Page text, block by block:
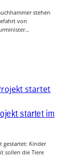
stehen
von
startet im
gestartet: Kinder
sollen die Tiere